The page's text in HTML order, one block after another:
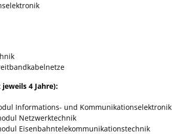
4 Jahre):
Informations- und Kommunikationselektronik
Netzwerktechnik
Eisenbahntelekommunikationstechnik